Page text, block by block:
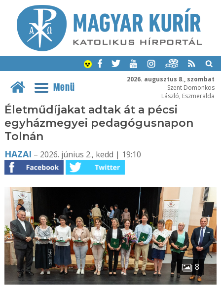
2026. augusztus 8., szombat
Szent Domonkos
László, Eszmeralda
Menü
Életműdíjakat adtak át a pécsi
egyházmegyei pedagógusnapon
Tolnán
HAZAI – 2026. június 2., kedd | 19:10
8